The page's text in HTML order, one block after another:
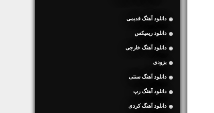
دانلود آهنگ قدیمی
دانلود ریمیکس
دانلود آهنگ خارجی
بزودی
دانلود آهنگ سنتی
دانلود آهنگ رپ
دانلود آهنگ کردی